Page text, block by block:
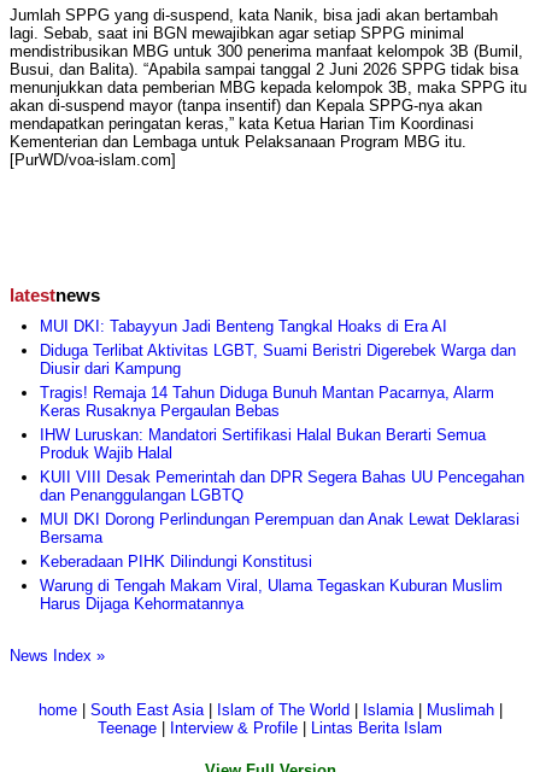
Jumlah SPPG yang di-suspend, kata Nanik, bisa jadi akan bertambah
lagi. Sebab, saat ini BGN mewajibkan agar setiap SPPG minimal
mendistribusikan MBG untuk 300 penerima manfaat kelompok 3B (Bumil,
Busui, dan Balita). “Apabila sampai tanggal 2 Juni 2026 SPPG tidak bisa
menunjukkan data pemberian MBG kepada kelompok 3B, maka SPPG itu
akan di-suspend mayor (tanpa insentif) dan Kepala SPPG-nya akan
mendapatkan peringatan keras,” kata Ketua Harian Tim Koordinasi
Kementerian dan Lembaga untuk Pelaksanaan Program MBG itu.
[PurWD/voa-islam.com]
latestnews
MUI DKI: Tabayyun Jadi Benteng Tangkal Hoaks di Era AI
Diduga Terlibat Aktivitas LGBT, Suami Beristri Digerebek Warga dan
Diusir dari Kampung
Tragis! Remaja 14 Tahun Diduga Bunuh Mantan Pacarnya, Alarm
Keras Rusaknya Pergaulan Bebas
IHW Luruskan: Mandatori Sertifikasi Halal Bukan Berarti Semua
Produk Wajib Halal
KUII VIII Desak Pemerintah dan DPR Segera Bahas UU Pencegahan
dan Penanggulangan LGBTQ
MUI DKI Dorong Perlindungan Perempuan dan Anak Lewat Deklarasi
Bersama
Keberadaan PIHK Dilindungi Konstitusi
Warung di Tengah Makam Viral, Ulama Tegaskan Kuburan Muslim
Harus Dijaga Kehormatannya
News Index »
home| South East Asia| Islam of The World Islamia| Muslimah|
Teenage
Interview & Profile Lintas Berita Islam